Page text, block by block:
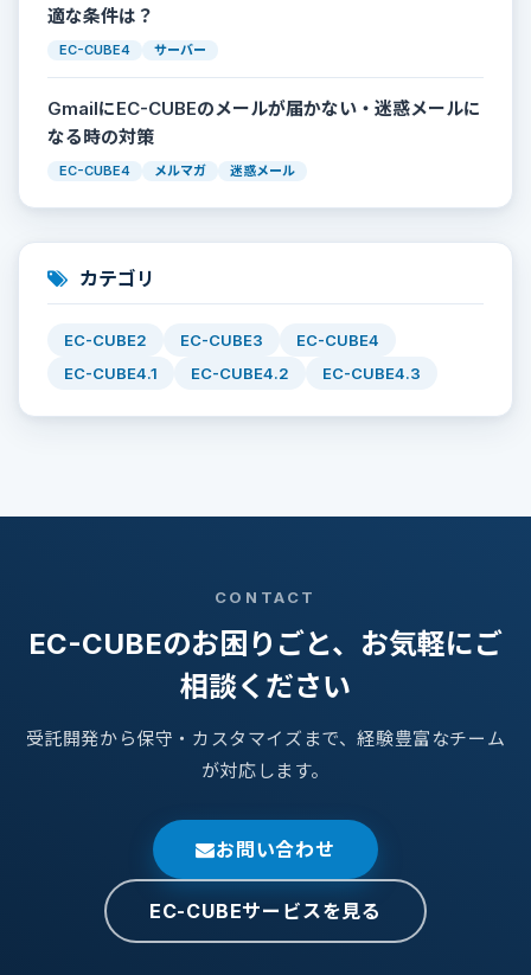
適な条件は？
EC-CUBE4 サーバー
GmailにEC-CUBEのメールが届かない・迷惑メールに
なる時の対策
EC-CUBE4 メルマガ 迷惑メール
カテゴリ
EC-CUBE2 EC-CUBE3
EC-CUBE4
EC-CUBE4.1
EC-CUBE4.2 EC-CUBE4.3
CONTACT
EC-CUBEのお困りごと、お気軽にご
相談ください
受託開発から保守・カスタマイズまで、経験豊富なチーム
が対応します。
お問い合わせ
EC-CUBEサービスを見る